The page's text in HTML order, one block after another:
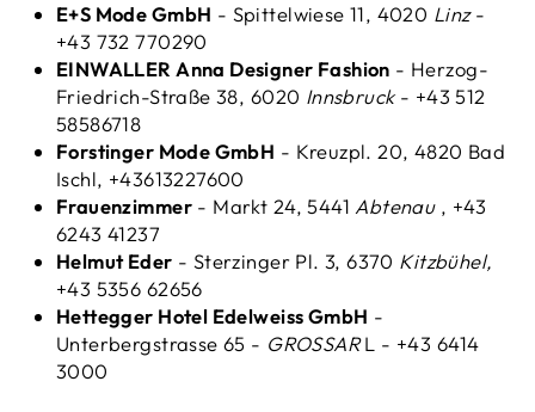
E+S Mode GmbH - Spittelwiese 11, 4020 Linz-
+43 732 770290
EINWALLER Anna Designer Fashion - Herzog-
Friedrich-Straße 38, 6020 Innsbruck- +43 512
58586718
Forstinger Mode GmbH - Kreuzpl. 20, 4820 Bad
Ischl, +43613227600
Frauenzimmer- Markt 24, 5441Abtenau, +43
6243 41237
Helmut Eder - Sterzinger Pl. 3, 6370 Kitzbühel,
+43 5356 62656
Hettegger Hotel Edelweiss GmbH -
Unterbergstrasse 65 - GROSSARL - +43 6414
3000